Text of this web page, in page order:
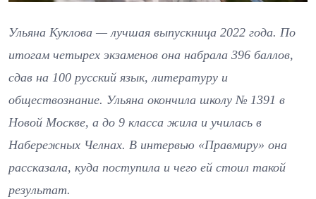
Ульяна Куклова — лучшая выпускница 2022 года. По
итогам четырех экзаменов она набрала 396 баллов,
сдав на 100 русский язык, литературу и
обществознание. Ульяна окончила школу № 1391 в
Новой Москве, а до 9 класса жила и училась в
Набережных Челнах. В интервью «Правмиру» она
рассказала, куда поступила и чего ей стоил такой
результат.